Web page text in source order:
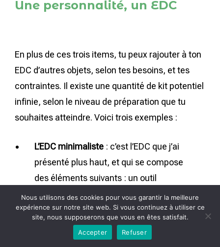
Une personnalité, un EDC
En plus de ces trois items, tu peux rajouter à ton
EDC d’autres objets, selon tes besoins, et tes
contraintes. Il existe une quantité de kit potentiel
infinie, selon le niveau de préparation que tu
souhaites atteindre. Voici trois exemples :
L’EDC minimaliste : c’est l’EDC que j’ai
présenté plus haut, et qui se compose
des éléments suivants : un outil
multifonction (ou un couteau, le choix
te revient), une lampe torche, un
pansement compressif, de l’argent
liquide, et un smartphone avec
Nous utilisons des cookies pour vous garantir la meilleure
expérience sur notre site web. Si vous continuez à utiliser ce
site, nous supposerons que vous en êtes satisfait.
Accepter
Refuser